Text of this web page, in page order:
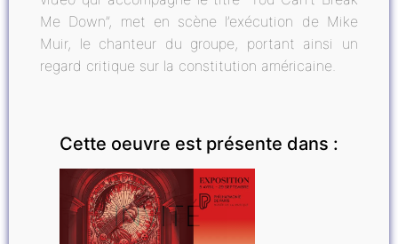
Me Down”, met en scène l’exécution de Mike
Muir, le chanteur du groupe, portant ainsi un
regard critique sur la constitution américaine.
Cette oeuvre est présente dans :
INVITÉ